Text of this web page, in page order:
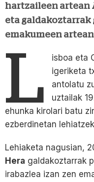
hartzaileen artean
eta galdakoztarrak
emakumeen
L
isboa eta
igeriketa
antolatu
uztailak
ehunka kirolari batu
ezberdinetan
Lehiaketa nagusian,
Hera galdakoztarrak
irabazlea izan zen